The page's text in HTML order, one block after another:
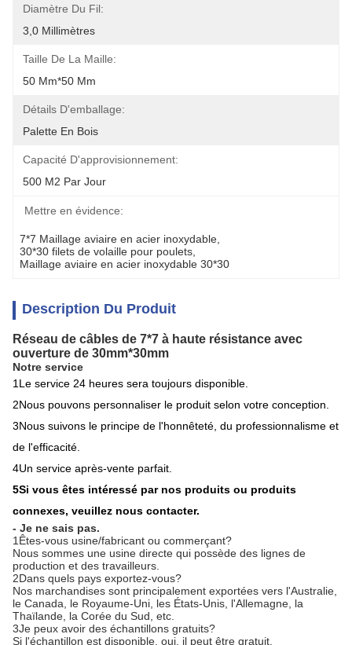
Diamètre Du Fil:
3,0 Millimètres
Taille De La Maille:
50 Mm*50 Mm
Détails D'emballage:
Palette En Bois
Capacité D'approvisionnement:
500 M2 Par Jour
Mettre en évidence:
7*7 Maillage aviaire en acier inoxydable
30*30 filets de volaille pour poulets
Maillage aviaire en acier inoxydable 30*30
Description Du Produit
Réseau de câbles de 7*7 à haute résistance avec
ouverture de 30mm*30mm
Notre service
1Le service 24 heures sera toujours disponible.
2Nous pouvons personnaliser le produit selon votre conception.
3Nous suivons le principe de l'honnêteté, du professionnalisme et
de l'efficacité.
4Un service après-vente parfait.
5Si vous êtes intéressé par nos produits ou produits
connexes, veuillez nous contacter.
- Je ne sais pas.
1Êtes-vous usine/fabricant ou commerçant?
Nous sommes une usine directe qui possède des lignes de
production et des travailleurs.
2Dans quels pays exportez-vous?
Nos marchandises sont principalement exportées vers l'Australie,
le Canada, le Royaume-Uni, les États-Unis, l'Allemagne, la
Thaïlande, la Corée du Sud, etc.
3Je peux avoir des échantillons gratuits?
Si l'échantillon est disponible, oui, il peut être gratuit.